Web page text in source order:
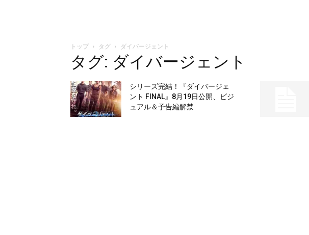
トップ タグ ダイバージェント
タグ: ダイバージェント
シリーズ完結！『ダイバージェ
ント FINAL』8月19日公開、ビジ
ュアル＆予告編解禁